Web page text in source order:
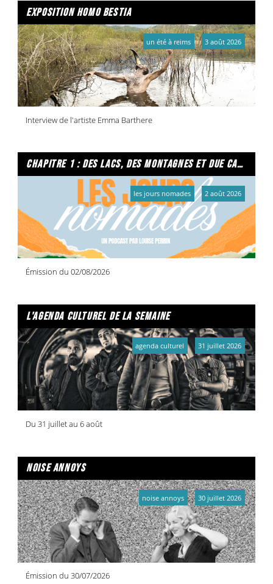
exposition homo bestia
Interview de l'artiste Emma Barthere
un été à reims 3 août 2026
chapitre 1 : des lacs, des montagnes et due caffe per favore
Émission du 02/08/2026
les jours nomades 2 août 2026
l'agenda culturel de la semaine
Du 31 juillet au 6 août
agenda culturel 31 juillet 2026
noise annoys
Émission du 30/07/2026
noise annoys 30 juillet 2026